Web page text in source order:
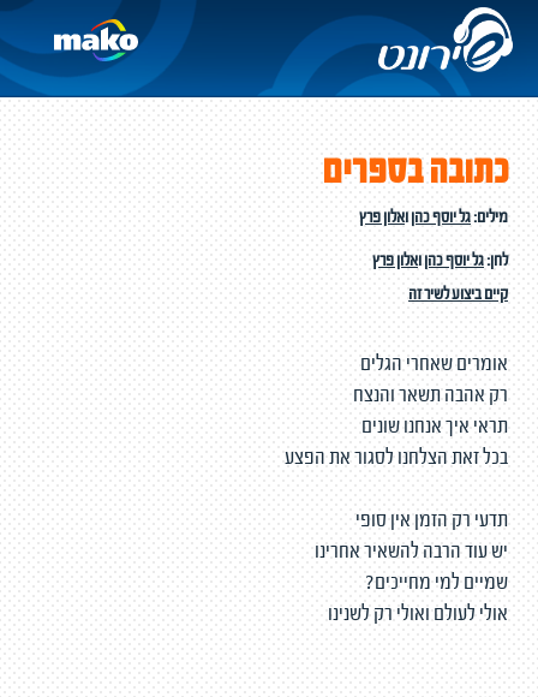
כתובה בספרים
מילים:גל יוסף כהןואלון פרץ
לחן:גל יוסף כהןואלון פרץ
קיים ביצוע לשיר זה
אומרים שאחרי הגלים
רק אהבה תשאר והנצח
תראי איך אנחנו שונים
בכל זאת הצלחנו לסגור את הפצע
תדעי רק הזמן אין סופי
יש עוד הרבה להשאיר אחרינו
שמיים למי מחייכים?
אולי לעולם ואולי רק לשנינו